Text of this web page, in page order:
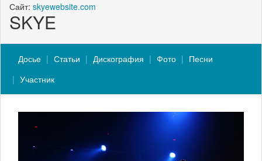
Сайт: skyewebsite.com
SKYE
Досье Статьи Дискография Фото
Песни
Участник